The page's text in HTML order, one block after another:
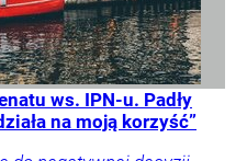
ws. IPN-u. Padły
na moją korzyść”